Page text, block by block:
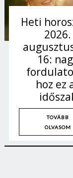
Heti
2026.
16:
hoz ez
TOVÁBB
OLVASOM